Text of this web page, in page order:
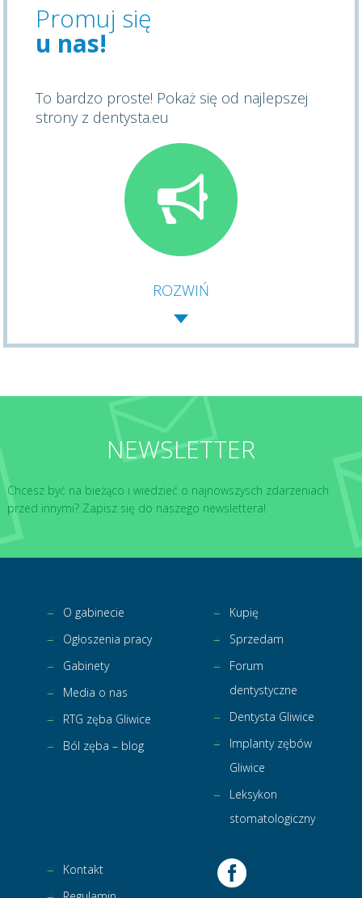
Promuj się
u nas!
To bardzo proste! Pokaż się od najlepszej
strony z dentysta.eu
ROZWIŃ
NEWSLETTER
Chcesz być na bieżąco i wiedzieć o najnowszysch zdarzeniach
przed innymi? Zapisz się do naszego newslettera!
O gabinecie
Ogłoszenia pracy
Gabinety
Media o nas
RTG zęba Gliwice
Ból zęba – blog
Kupię
Sprzedam
Forum
dentystyczne
Dentysta Gliwice
Implanty zębów
Gliwice
Leksykon
stomatologiczny
Kontakt